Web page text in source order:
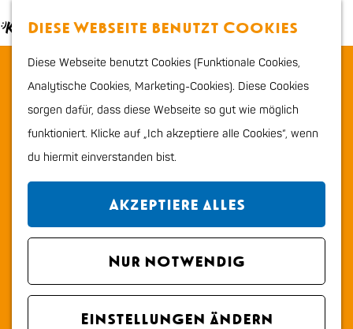
Diese Webseite benutzt Cookies
Diese Webseite benutzt Cookies (Funktionale Cookies,
Analytische Cookies, Marketing-Cookies). Diese Cookies
sorgen dafür, dass diese Webseite so gut wie möglich
funktioniert. Klicke auf „Ich akzeptiere alle Cookies“, wenn
du hiermit einverstanden bist.
Akzeptiere alles
Nur notwendig
Einstellungen ändern
G
K
r
t
e
S
c
h
e
n
e
n
ü
Kinder
Shoppen
Sport & Outdoor
Planen Sie Ihren Besuch
Tourismus Information
VVV
Erreichbarkeit und
Übernachten
Hunde
Region
Vis an Zae
Kontakt
s
V
i
s
Routeb
s
V
i
s
Webseitea
b